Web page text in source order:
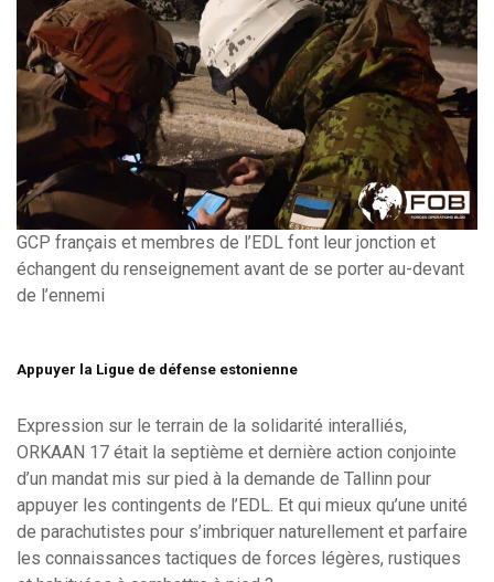
GCP français et membres de l’EDL font leur jonction et
échangent du renseignement avant de se porter au-devant
de l’ennemi
Appuyer la Ligue de défense estonienne
Expression sur le terrain de la solidarité interalliés,
ORKAAN 17 était la septième et dernière action conjointe
d’un mandat mis sur pied à la demande de Tallinn pour
appuyer les contingents de l’EDL. Et qui mieux qu’une unité
de parachutistes pour s’imbriquer naturellement et parfaire
les connaissances tactiques de forces légères, rustiques